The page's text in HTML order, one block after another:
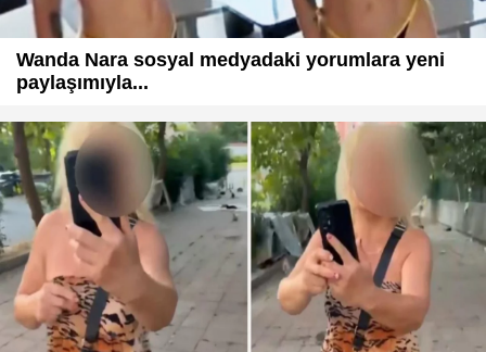
Wanda Nara sosyal medyadaki yorumlara yeni
paylaşımıyla...